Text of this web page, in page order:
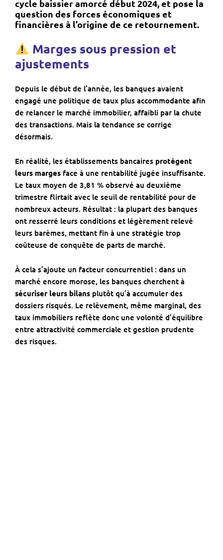
cycle baissier amorcé début 2024, et pose la
question des forces économiques et
financières à l’origine de ce retournement.
Marges sous pression et
ajustements
Depuis le début de l’année, les banques avaient
engagé une politique de taux plus accommodante afin
de relancer le marché immobilier, affaibli par la chute
des transactions. Mais la tendance se corrige
désormais.
En réalité, les établissements bancaires protègent
leurs marges face à une rentabilité jugée insuffisante.
Le taux moyen de 3,81 % observé au deuxième
trimestre flirtait avec le seuil de rentabilité pour de
nombreux acteurs. Résultat : la plupart des banques
ont resserré leurs conditions et légèrement relevé
leurs barèmes, mettant fin à une stratégie trop
coûteuse de conquête de parts de marché.
À cela s’ajoute un facteur concurrentiel : dans un
marché encore morose, les banques cherchent à
sécuriser leurs bilans plutôt qu’à accumuler des
dossiers risqués. Le relèvement, même marginal, des
taux immobiliers reflète donc une volonté d’équilibre
entre attractivité commerciale et gestion prudente
des risques.